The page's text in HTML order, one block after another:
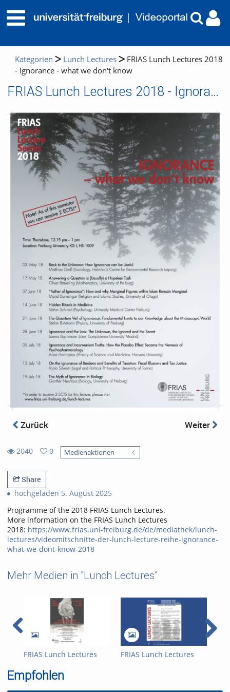
Kategorien Lunch Lectures
FRIAS Lunch Lectures 2018
- Ignorance - what we don't know
FRIAS Lunch Lectures 2018 - Ignorance - what we don't know
Zurück Weiter
2040
views
0
favorites
Medienaktionen
Share
hochgeladen 5. August 2025
Programme of the 2018 FRIAS Lunch Lectures.
More information on the FRIAS Lunch Lectures
2018: https://www.frias.uni-freiburg.de/de/mediathek/lunch-
lectures/videomitschnitte-der-lunch-lecture-reihe-ignorance-
what-we-dont-know-2018
Mehr Medien in "Lunch Lectures"
FRIAS Lunch Lectures
Ageing Society
FRIAS Lunch Lectures
Empfohlen